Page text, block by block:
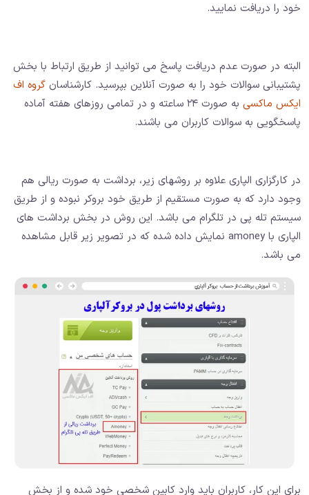
خود را دریافت نمایید.
البته در صورت عدم دریافت پاسخ می توانید از طریق ارتباط با بخش
پشتیبانی سوالات خود را به صورت آنلاین بپرسید. کارشناسان گروه اف
ایکس ماکسی
به صورت ۲۴ ساعته و در تمامی روزهای هفته آماده
پاسخگویی به سوالات کاربران می باشند.
در کارگزاری الپاری علاوه بر روشهای زیر، برداشت به صورت ریالی هم
وجود دارد که به صورت مستقیم از طریق خود بروکر نبوده و از طریق
سیستم تله پی در تلگرام می باشد. این روش در بخش برداشت های
الپاری با amoney نمایش داده شده که در تصویر زیر قابل مشاهده
می باشد.
برای این کار، کاربران باید وارد کابین شخصی خود شده و از بخش